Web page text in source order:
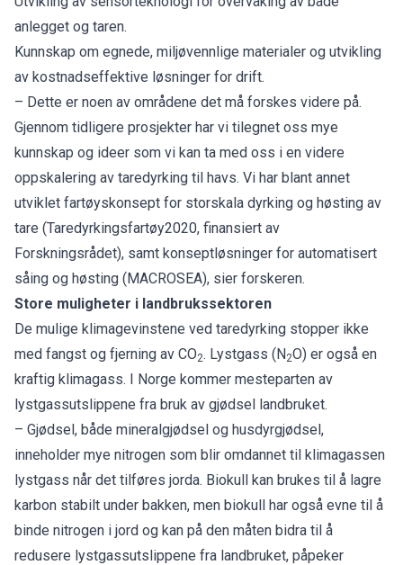
anlegget og taren.
Kunnskap om egnede, miljøvennlige materialer og utvikling
av kostnadseffektive løsninger for drift.
– Dette er noen av områdene det må forskes videre på.
Gjennom tidligere prosjekter har vi tilegnet oss mye
kunnskap og ideer som vi kan ta med oss i en videre
oppskalering av taredyrking til havs. Vi har blant annet
utviklet fartøyskonsept for storskala dyrking og høsting av
tare (Taredyrkingsfartøy2020, finansiert av
Forskningsrådet), samt konseptløsninger for automatisert
såing og høsting (MACROSEA), sier forskeren.
Store muligheter i landbrukssektoren
De mulige klimagevinstene ved taredyrking stopper ikke
med fangst og fjerning av CO2. Lystgass (N2O) er også en
kraftig klimagass. I Norge kommer mesteparten av
lystgassutslippene fra bruk av gjødsel landbruket.
– Gjødsel, både mineralgjødsel og husdyrgjødsel,
inneholder mye nitrogen som blir omdannet til klimagassen
lystgass når det tilføres jorda. Biokull kan brukes til å lagre
karbon stabilt under bakken, men biokull har også evne til å
binde nitrogen i jord og kan på den måten bidra til å
redusere lystgassutslippene fra landbruket, påpeker